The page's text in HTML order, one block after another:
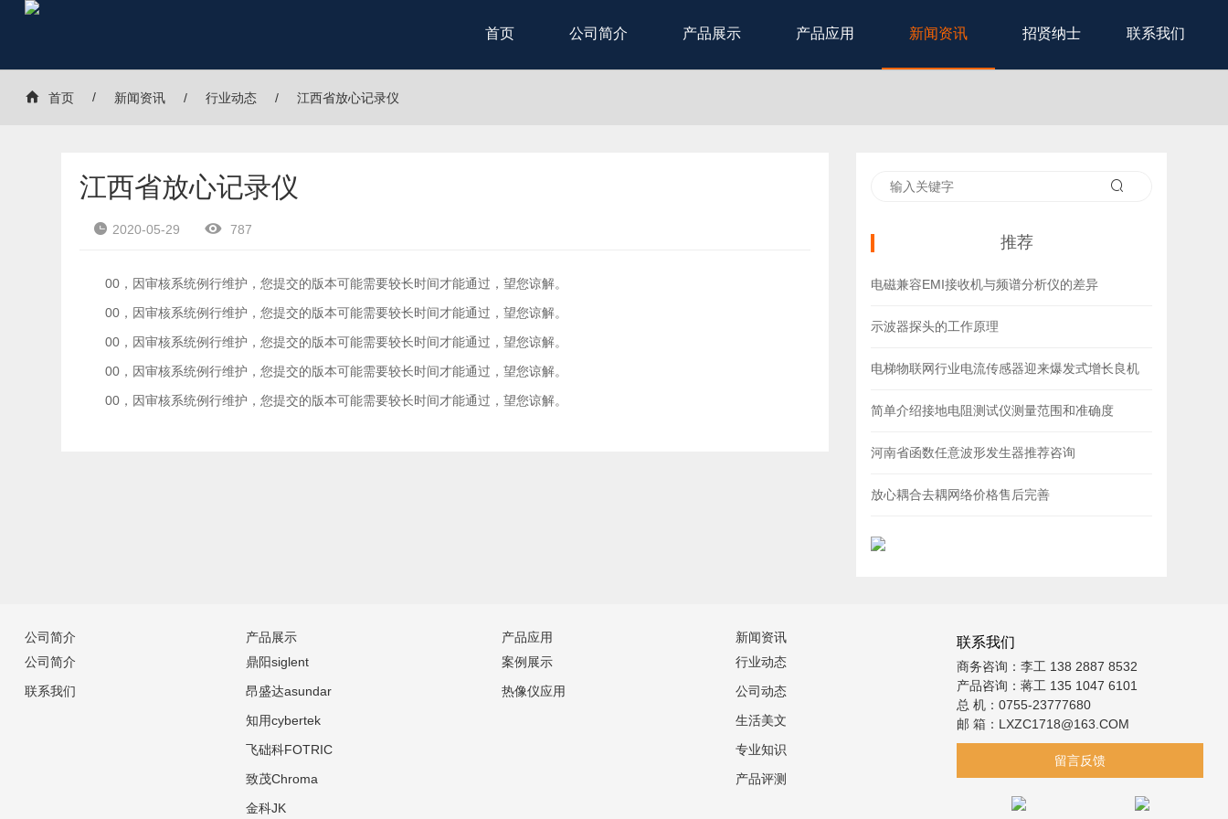
首页 公司简介 产品展示 产品应用 新闻资讯 招贤纳士 联系我们
首页 新闻资讯 行业动态 江西省放心记录仪
江西省放心记录仪
2020-05-29 787
00，因审核系统例行维护，您提交的版本可能需要较长时间才能通过，望您谅解。
00，因审核系统例行维护，您提交的版本可能需要较长时间才能通过，望您谅解。
00，因审核系统例行维护，您提交的版本可能需要较长时间才能通过，望您谅解。
00，因审核系统例行维护，您提交的版本可能需要较长时间才能通过，望您谅解。
00，因审核系统例行维护，您提交的版本可能需要较长时间才能通过，望您谅解。
推荐
电磁兼容EMI接收机与频谱分析仪的差异
示波器探头的工作原理
电梯物联网行业电流传感器迎来爆发式增长良机
简单介绍接地电阻测试仪测量范围和准确度
河南省函数任意波形发生器推荐咨询
放心耦合去耦网络价格售后完善
公司简介
公司简介
联系我们
产品展示
鼎阳siglent
昂盛达asundar
知用cybertek
飞础科FOTRIC
致茂Chroma
金科JK
产品应用
案例展示
热像仪应用
新闻资讯
行业动态
公司动态
生活美文
专业知识
产品评测
联系我们
商务咨询：李工 138 2887 8532
产品咨询：蒋工 135 1047 6101
总 机：0755-23777680
邮 箱：LXZC1718@163.COM
留言反馈